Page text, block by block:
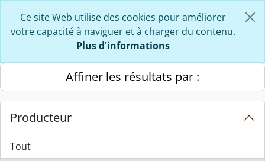
Ce site Web utilise des cookies pour améliorer
votre capacité à naviguer et à charger du contenu.
Plus d'informations
Affiner les résultats par :
Producteur
Tout